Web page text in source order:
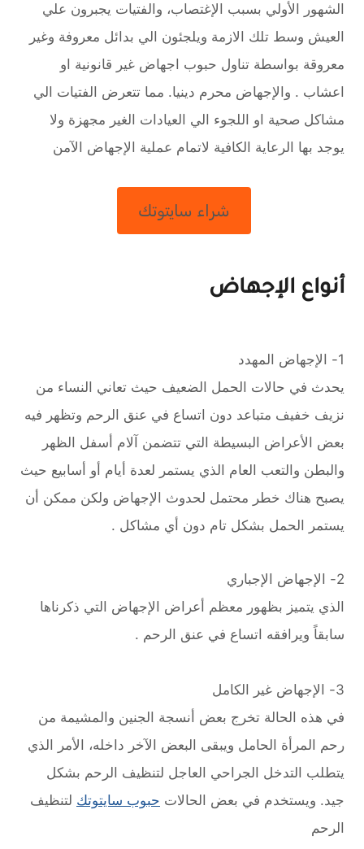
الشهور الأولي بسبب الإغتصاب، والفتيات يجبرون علي
العيش وسط تلك الازمة ويلجئون الي بدائل معروفة وغير
معروقة بواسطة تناول حبوب اجهاض غير قانونية او
اعشاب . والإجهاض محرم دينيا. مما تتعرض الفتيات الي
مشاكل صحية او اللجوء الي العيادات الغير مجهزة ولا
يوجد بها الرعاية الكافية لاتمام عملية الإجهاض الآمن
شراء سايتوتك
أنواع الإجهاض
1- الإجهاض المهدد
يحدث في حالات الحمل الضعيف حيث تعاني النساء من
نزيف خفيف متباعد دون اتساع في عنق الرحم وتظهر فيه
بعض الأعراض البسيطة التي تتضمن آلام أسفل الظهر
والبطن والتعب العام الذي يستمر لعدة أيام أو أسابيع حيث
يصبح هناك خطر محتمل لحدوث الإجهاض ولكن ممكن أن
يستمر الحمل بشكل تام دون أي مشاكل .
2- الإجهاض الإجباري
الذي يتميز بظهور معظم أعراض الإجهاض التي ذكرناها
سابقاً ويرافقه اتساع في عنق الرحم .
3- الإجهاض غير الكامل
في هذه الحالة تخرج بعض أنسجة الجنين والمشيمة من
رحم المرأة الحامل ويبقى البعض الآخر داخله، الأمر الذي
يتطلب التدخل الجراحي العاجل لتنظيف الرحم بشكل
جيد. ويستخدم في بعض الحالات حبوب سايتوتك لتنظيف
الرحم